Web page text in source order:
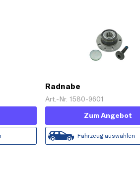
Radnabe
Art.-Nr. 1580-9601
Zum Angebot
Fahrzeug auswählen